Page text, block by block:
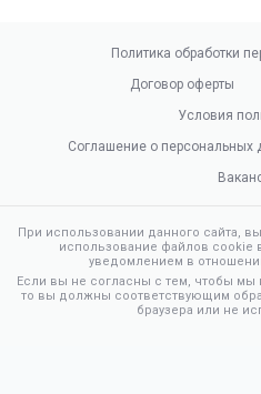
Политика обработки
Договор оферты
Условия
Соглашение о персональных
При использовании данного сайта,
использование файлов cookie
уведомлением в
Если вы не согласны с тем, чтобы
то вы должны соответствующим
браузера или не